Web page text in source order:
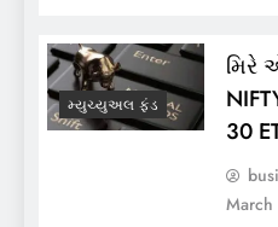
મ્યુચ્યુઅલ ફંડ
મિરે
30